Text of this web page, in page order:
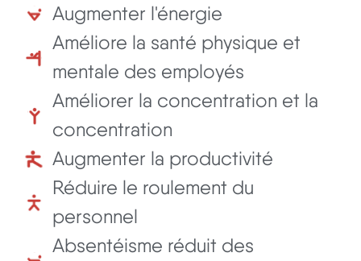
Augmenter l'énergie
Améliore la santé physique et
mentale des employés
Améliorer la concentration et la
concentration
Augmenter la productivité
Réduire le roulement du
personnel
Absentéisme réduit des